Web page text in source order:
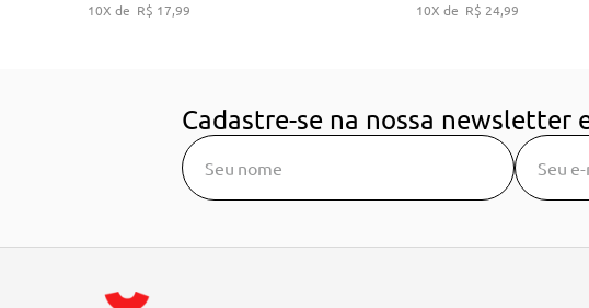
ADICIONAR AO CARRINHO
10 R$ 17,99
ADICIONAR AO
10 R$ 24,99
Cadastre-se na nossa newsletter